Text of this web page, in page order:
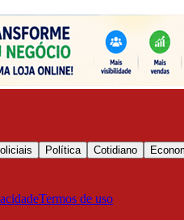
Política Cotidiano
Termos de uso